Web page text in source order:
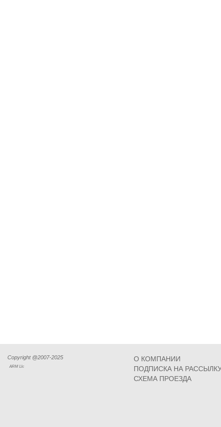
Copyright @2007-2025
ARM Llc
О КОМПАНИИ
ПОДПИСКА НА
СХЕМА ПРОЕЗДА